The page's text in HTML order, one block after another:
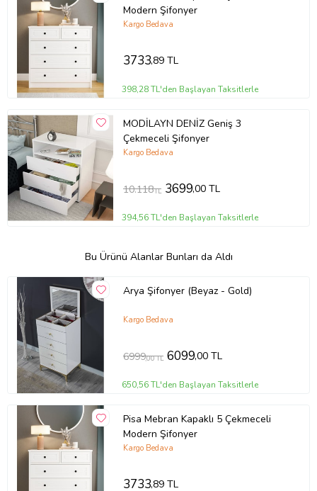
Modern Şifonyer
Kargo Bedava
3733,89 TL
398,28 TL'den Başlayan Taksitlerle
MODİLAYN DENİZ Geniş 3
Çekmeceli Şifonyer
Kargo Bedava
10.118TL 3699,00 TL
394,56 TL'den Başlayan Taksitlerle
Bu Ürünü Alanlar Bunları da Aldı
Arya Şifonyer (Beyaz - Gold)
Kargo Bedava
6999,00 TL 6099,00 TL
650,56 TL'den Başlayan Taksitlerle
Pisa Mebran Kapaklı 5 Çekmeceli
Modern Şifonyer
Kargo Bedava
3733,89 TL